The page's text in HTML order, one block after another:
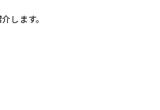
します。